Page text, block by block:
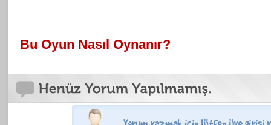
Bu Oyun Nasıl Oynanır?